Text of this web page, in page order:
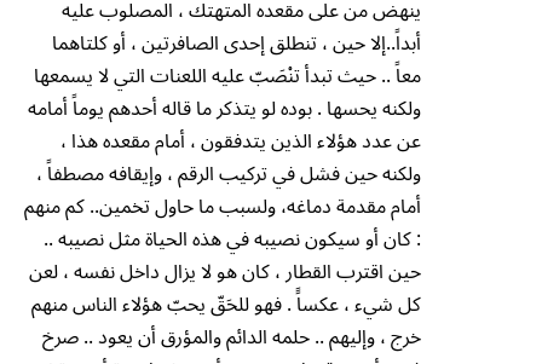
ينهض من على مقعده المتهتك ، المصلوب عليه
أبداً..إلا حين ، تنطلق إحدى الصافرتين ، أو كلتاهما
معاً .. حيث تبدأ تنْصَبّ عليه اللعنات التي لا يسمعها
ولكنه يحسها . بوده لو يتذكر ما قاله أحدهم يوماً أمامه
عن عدد هؤلاء الذين يتدفقون ، أمام مقعده هذا ،
ولكنه حين فشل في تركيب الرقم ، وإيقافه مصطفاً ،
أمام مقدمة دماغه، ولسبب ما حاول تخمين.. كم منهم
: كان أو سيكون نصيبه في هذه الحياة مثل نصيبه ..
حين اقترب القطار ، كان هو لا يزال داخل نفسه ، لعن
كل شيء ، عكساًَ . فهو للحَقّ يحبّ هؤلاء الناس منهم
خرج ، وإليهم .. حلمه الدائم والمؤرق أن يعود .. صرخ